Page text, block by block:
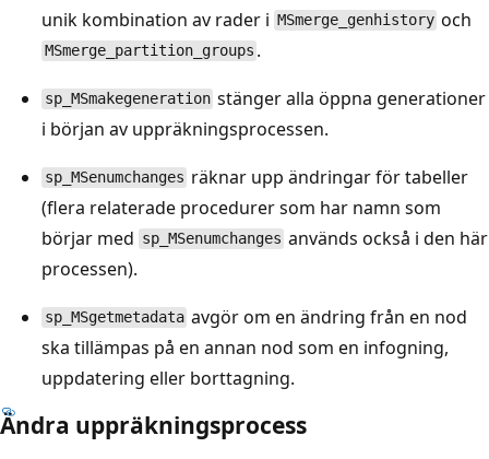
unik kombination av rader i MSmerge_genhistory och
MSmerge_partition_groups .
sp_MSmakegeneration stänger alla öppna generationer
i början av uppräkningsprocessen.
sp_MSenumchanges räknar upp ändringar för tabeller
(flera relaterade procedurer som har namn som
börjar med sp_MSenumchanges används också i den här
processen).
sp_MSgetmetadata avgör om en ändring från en nod
ska tillämpas på en annan nod som en infogning,
uppdatering eller borttagning.
Ändra uppräkningsprocess